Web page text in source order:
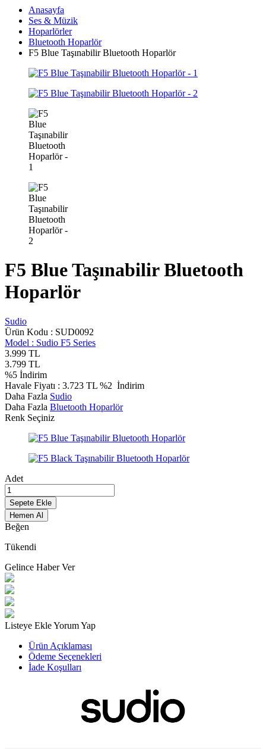
Anasayfa
Ses & Müzik
Hoparlörler
Bluetooth Hoparlör
F5 Blue Taşınabilir Bluetooth Hoparlör
F5 Blue Taşınabilir Bluetooth
Hoparlör
Sudio
Ürün Kodu : SUD0092
Model : Sudio F5 Series
3.999 TL
3.799 TL
%5 İndirim
Havale Fiyatı : 3.723 TL %2 İndirim
Daha Fazla Sudio
Daha Fazla Bluetooth Hoparlör
Renk Seçiniz
Adet
Sepete Ekle
Hemen Al
Beğen
Tükendi
Gelince Haber Ver
Listeye EkleYorum Yap
Ürün Açıklaması
Ödeme Seçenekleri
İade Koşulları